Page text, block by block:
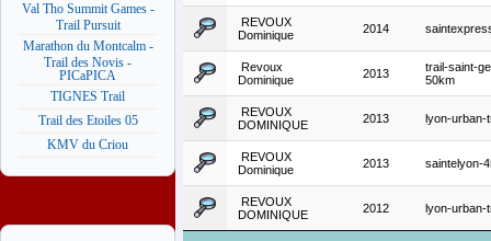
Val Tho Summit Games -
Trail Pursuit
Marathon du Montcalm -
Trail des Novis -
PICaPICA
TIGNES Trail
Trail des Etoiles 05
KMV du Criou
REVOUX
Dominique
2014
Revoux
Dominique
2013
trail-saint-
50km
REVOUX
DOMINIQUE
2013 lyon-urban-
REVOUX
Dominique
2013 saintelyon-
REVOUX
DOMINIQUE
2012 lyon-urban-